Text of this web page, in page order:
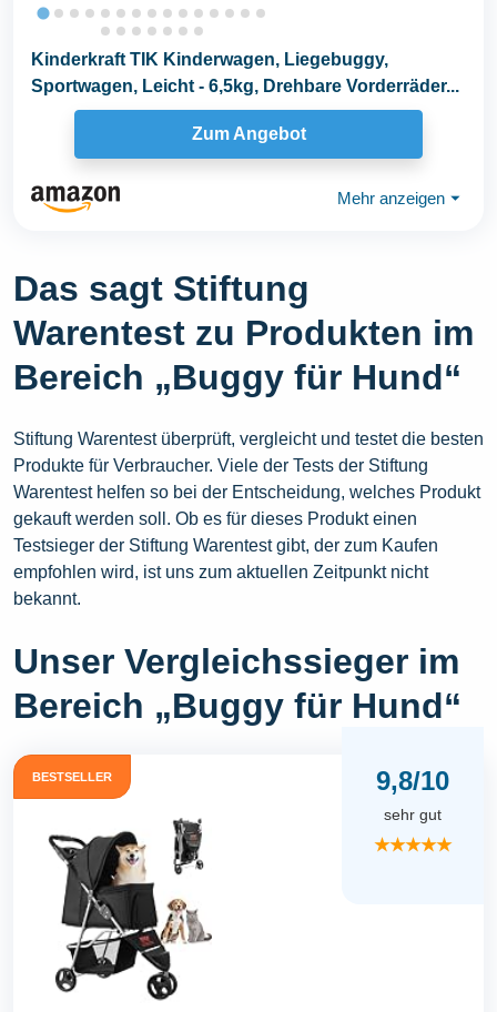
Kinderkraft TIK Kinderwagen, Liegebuggy,
Sportwagen, Leicht - 6,5kg, Drehbare Vorderräder...
Zum Angebot
Mehr anzeigen ⏷
Das sagt Stiftung
Warentest zu Produkten im
Bereich „Buggy für Hund“
Stiftung Warentest überprüft, vergleicht und testet die besten
Produkte für Verbraucher. Viele der Tests der Stiftung
Warentest helfen so bei der Entscheidung, welches Produkt
gekauft werden soll. Ob es für dieses Produkt einen
Testsieger der Stiftung Warentest gibt, der zum Kaufen
empfohlen wird, ist uns zum aktuellen Zeitpunkt nicht
bekannt.
Unser Vergleichssieger im
Bereich „Buggy für Hund“
BESTSELLER 9,8/10
sehr gut
★★★★★